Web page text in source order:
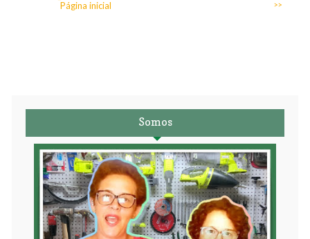
>>
Página inicial
Somos